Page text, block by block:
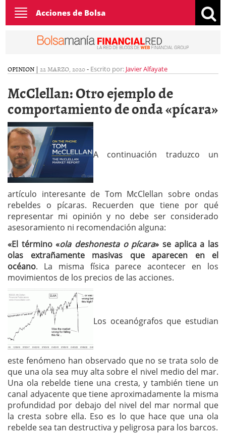
Toggle
navigation
Acciones de Bolsa
OPINION | 22 MARZO, 2020- Escrito por: Javier Alfayate
McClellan: Otro ejemplo de
comportamiento de onda «pícara»
A continuación traduzco un
artículo interesante de Tom McClellan sobre ondas
rebeldes o pícaras. Recuerden que tiene por qué
representar mi opinión y no debe ser considerado
asesoramiento ni recomendación alguna:
«El término «ola deshonesta o pícara» se aplica a las
olas extrañamente masivas que aparecen en el
océano. La misma física parece acontecer en los
movimientos de los precios de las acciones.
Los oceanógrafos que estudian
este fenómeno han observado que no se trata solo de
que una ola sea muy alta sobre el nivel medio del mar.
Una ola rebelde tiene una cresta, y también tiene un
canal adyacente que tiene aproximadamente la misma
profundidad por debajo del nivel del mar normal que
la cresta sobre ella. Eso es lo que hace que una ola
rebelde sea tan destructiva y peligrosa para los barcos.